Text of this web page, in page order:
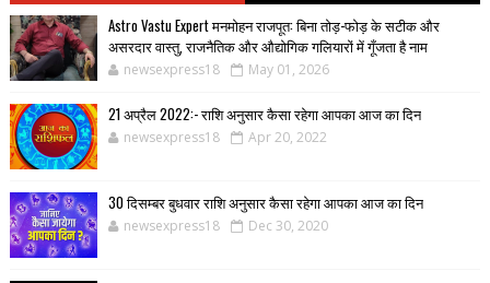
Astro Vastu Expert मनमोहन राजपूत: बिना तोड़-फोड़ के सटीक और
असरदार वास्तु, राजनैतिक और औद्योगिक गलियारों में गूँजता है नाम
newsexpress18 May 01, 2026
21 अप्रैल 2022:- राशि अनुसार कैसा रहेगा आपका आज का दिन
newsexpress18 Apr 20, 2022
30 दिसम्बर बुधवार राशि अनुसार कैसा रहेगा आपका आज का दिन
newsexpress18 Dec 30, 2020